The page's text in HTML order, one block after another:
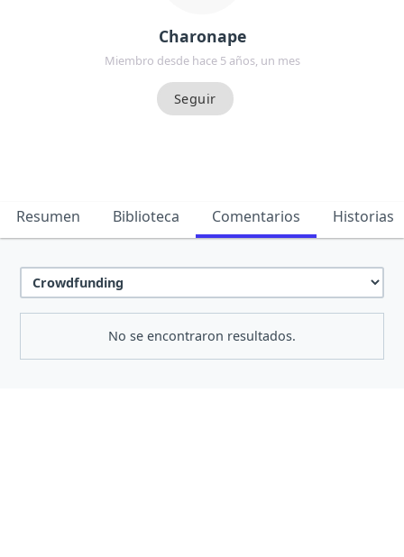
Charonape
Miembro desde hace 5 años, un mes
Resumen Biblioteca Comentarios Historias
No se encontraron resultados.